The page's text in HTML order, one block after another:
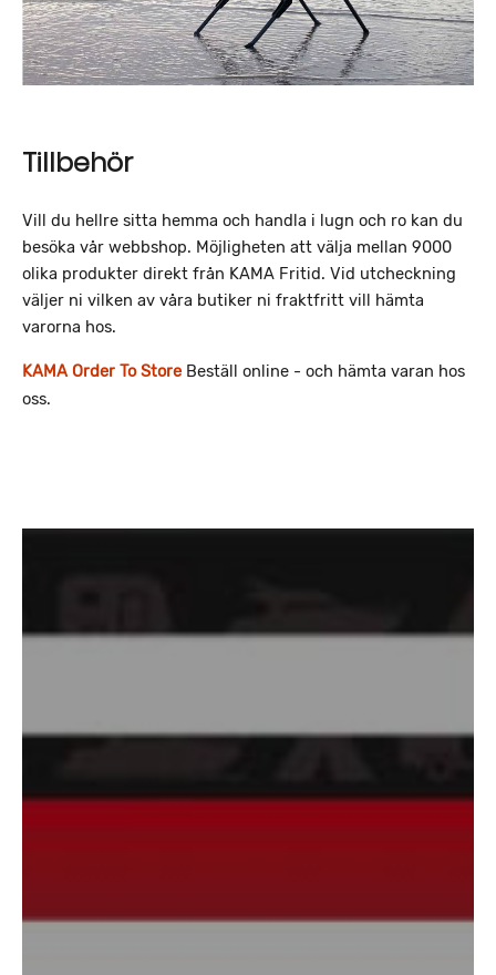
Tillbehör
Vill du hellre sitta hemma och handla i lugn och ro kan du
besöka vår webbshop. Möjligheten att välja mellan 9000
olika produkter direkt från KAMA Fritid. Vid utcheckning
väljer ni vilken av våra butiker ni fraktfritt vill hämta
varorna hos.
KAMA Order To Store Beställ online - och hämta varan hos
oss.